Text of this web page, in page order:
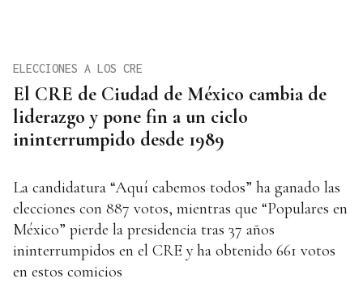
El CRE de Ciudad de México cambia de
liderazgo y pone fin a un ciclo
ininterrumpido desde 1989
ELECCIONES A LOS CRE
La candidatura “Aquí cabemos todos” ha ganado las
elecciones con 887 votos, mientras que “Populares en
México” pierde la presidencia tras 37 años
ininterrumpidos en el CRE y ha obtenido 661 votos
en estos comicios